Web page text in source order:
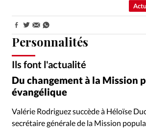
Opinions
Tous les articles
Faire un don
Emploi
Édition: Internationale
Personnalités
Ils font l'actualité
Partager:
©ABF / YouTube - Alain Grosclaude /
Du changement à la Mission
évangélique
Valérie Rodriguez succède à Héloïse
secrétaire générale de la Mission